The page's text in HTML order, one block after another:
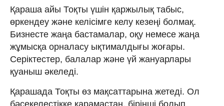
Қараша айы Тоқты үшін қаржылық табыс,
өркендеу және келісімге келу кезеңі болмақ.
Бизнесте жаңа бастамалар, оқу немесе жаңа
жұмысқа орналасу ықтималдығы жоғары.
Серіктестер, балалар және үй жануарлары
қуаныш әкеледі.
Қарашада Тоқты өз мақсаттарына жетеді. Ол
бәсекелестікке қарамастан, бірінші болып